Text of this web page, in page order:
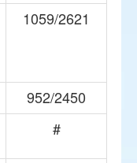
1059/2621
952/2450
#